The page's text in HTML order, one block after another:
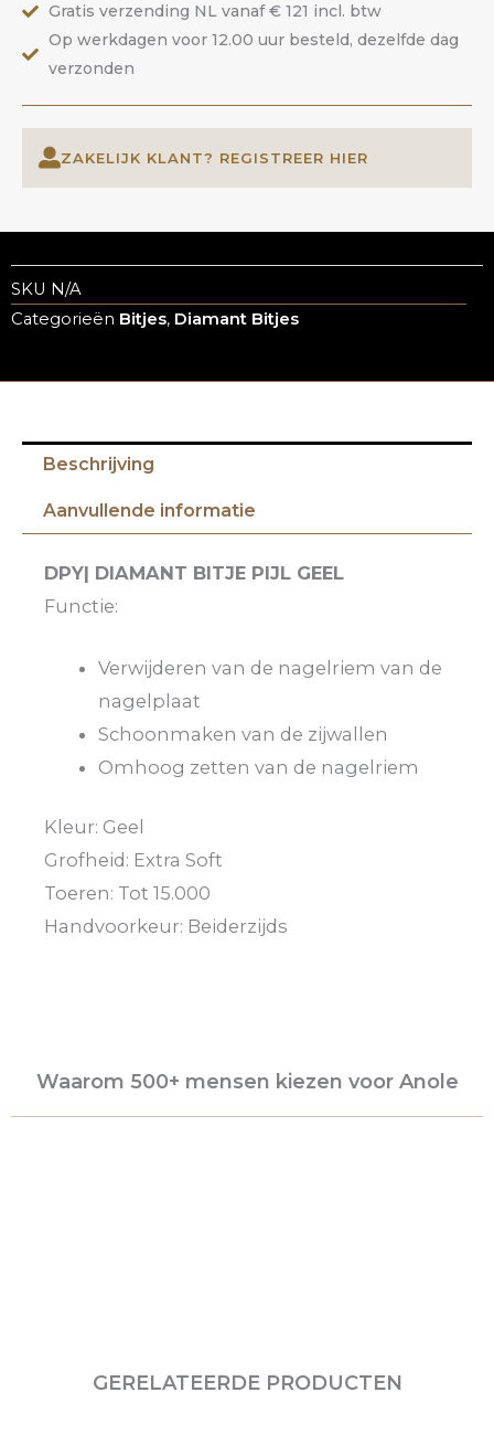
Gratis verzending NL vanaf € 121 incl. btw
Op werkdagen voor 12.00 uur besteld, dezelfde dag
verzonden
ZAKELIJK KLANT? REGISTREER HIER
SKU N/A
Categorieën Bitjes, Diamant Bitjes
Beschrijving
Aanvullende informatie
DPY| DIAMANT BITJE PIJL GEEL
Functie:
Verwijderen van de nagelriem van de
nagelplaat
Schoonmaken van de zijwallen
Omhoog zetten van de nagelriem
Kleur: Geel
Grofheid: Extra Soft
Toeren: Tot 15.000
Handvoorkeur: Beiderzijds
Waarom 500+ mensen kiezen voor Anole
GERELATEERDE PRODUCTEN